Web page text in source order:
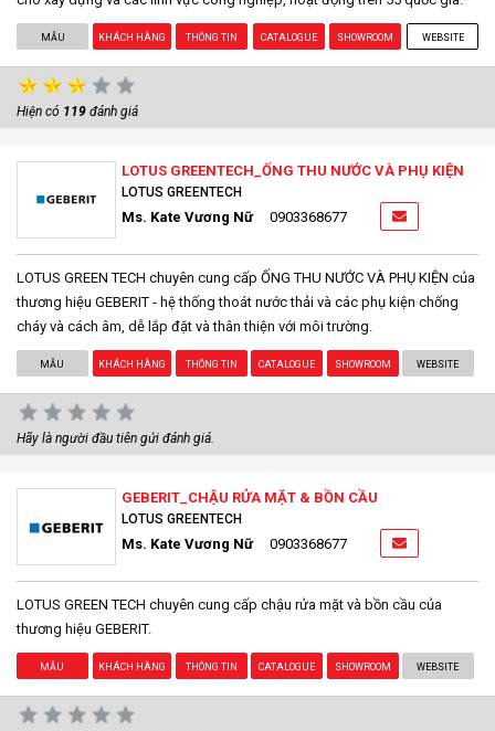
MẪU KHÁCH HÀNG THÔNG TIN CATALOGUE SHOWROOM WEBSITE
Hiện có 119 đánh giá
LOTUS GREENTECH_ỐNG THU NƯỚC VÀ PHỤ KIỆN
LOTUS GREENTECH
Ms. Kate Vương Nữ 0903368677
LOTUS GREEN TECH chuyên cung cấp ỐNG THU NƯỚC VÀ PHỤ KIỆN của
thương hiệu GEBERIT - hệ thống thoát nước thải và các phụ kiện chống
cháy và cách âm, dễ lắp đặt và thân thiện với môi trường.
MẪU KHÁCH HÀNG THÔNG TIN CATALOGUE SHOWROOM WEBSITE
Hãy là người đầu tiên gửi đánh giá.
GEBERIT_CHẬU RỬA MẶT & BỒN CẦU
LOTUS GREENTECH
Ms. Kate Vương Nữ 0903368677
LOTUS GREEN TECH chuyên cung cấp chậu rửa mặt và bồn cầu của
thương hiệu GEBERIT.
MẪU KHÁCH HÀNG THÔNG TIN CATALOGUE SHOWROOM WEBSITE